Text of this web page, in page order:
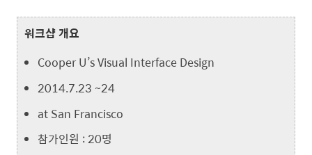
워크샵 개요
Cooper U’s Visual Interface Design
2014.7.23 ~24
at San Francisco
참가인원 : 20명